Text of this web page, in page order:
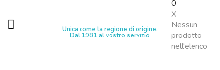
Unica come la regione di origine.
Dal 1981 al vostro servizio
0
X
Nessun
prodotto
nell'elenco